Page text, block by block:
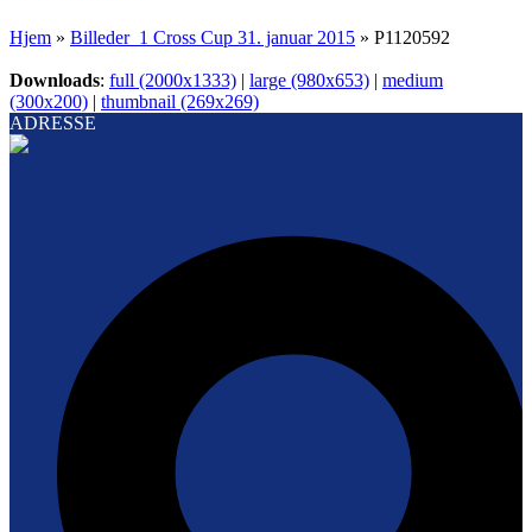
Hjem » Billeder_1 Cross Cup 31. januar 2015 » P1120592
Downloads: full (2000x1333) | large (980x653) | medium
(300x200) | thumbnail (269x269)
ADRESSE